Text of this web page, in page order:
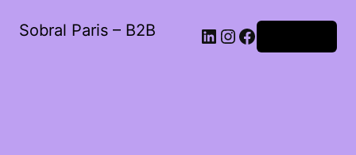
Sobral Paris – B2B LinkedIn
Instagram
Facebook